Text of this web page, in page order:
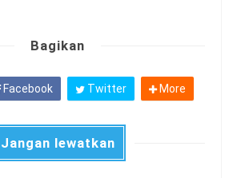
Bagikan
Facebook Twitter More
Jangan lewatkan